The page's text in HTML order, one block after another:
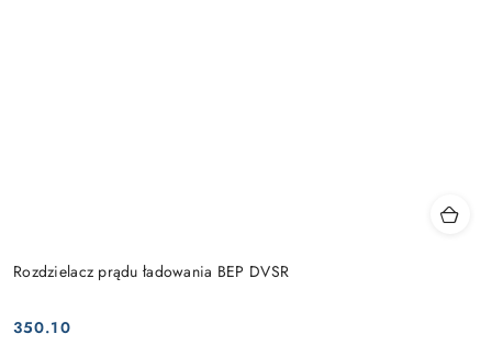
Rozdzielacz prądu ładowania BEP DVSR
350.10